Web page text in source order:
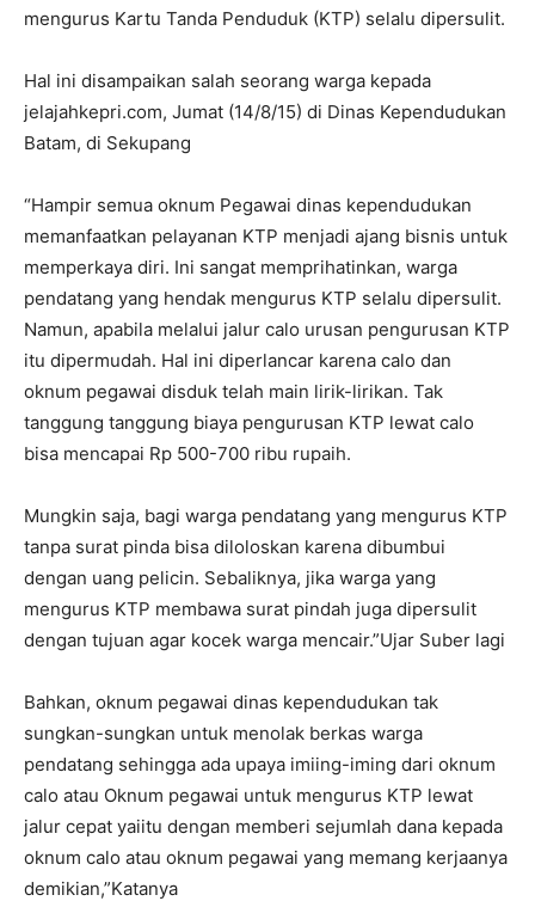
mengurus Kartu Tanda Penduduk (KTP) selalu dipersulit.
Hal ini disampaikan salah seorang warga kepada
jelajahkepri.com, Jumat (14/8/15) di Dinas Kependudukan
Batam, di Sekupang
“Hampir semua oknum Pegawai dinas kependudukan
memanfaatkan pelayanan KTP menjadi ajang bisnis untuk
memperkaya diri. Ini sangat memprihatinkan, warga
pendatang yang hendak mengurus KTP selalu dipersulit.
Namun, apabila melalui jalur calo urusan pengurusan KTP
itu dipermudah. Hal ini diperlancar karena calo dan
oknum pegawai disduk telah main lirik-lirikan. Tak
tanggung tanggung biaya pengurusan KTP lewat calo
bisa mencapai Rp 500-700 ribu rupaih.
Mungkin saja, bagi warga pendatang yang mengurus KTP
tanpa surat pinda bisa diloloskan karena dibumbui
dengan uang pelicin. Sebaliknya, jika warga yang
mengurus KTP membawa surat pindah juga dipersulit
dengan tujuan agar kocek warga mencair.”Ujar Suber lagi
Bahkan, oknum pegawai dinas kependudukan tak
sungkan-sungkan untuk menolak berkas warga
pendatang sehingga ada upaya imiing-iming dari oknum
calo atau Oknum pegawai untuk mengurus KTP lewat
jalur cepat yaiitu dengan memberi sejumlah dana kepada
oknum calo atau oknum pegawai yang memang kerjaanya
demikian,”Katanya